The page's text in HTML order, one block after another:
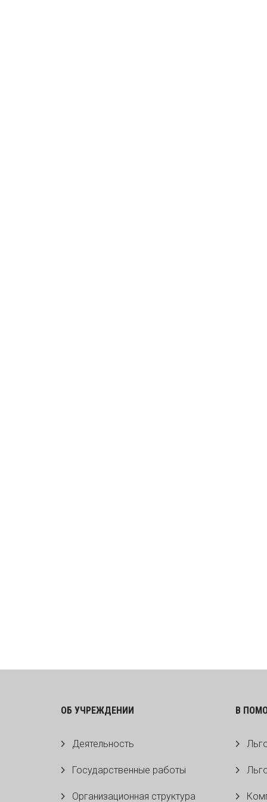
ОБ УЧРЕЖДЕНИИ
Деятельность
Государственные работы
Организационная структура
В